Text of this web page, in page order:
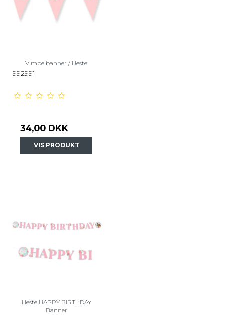
Vimpelbanner / Heste
992991
34,00 DKK
VIS PRODUKT
Heste HAPPY BIRTHDAY
Banner